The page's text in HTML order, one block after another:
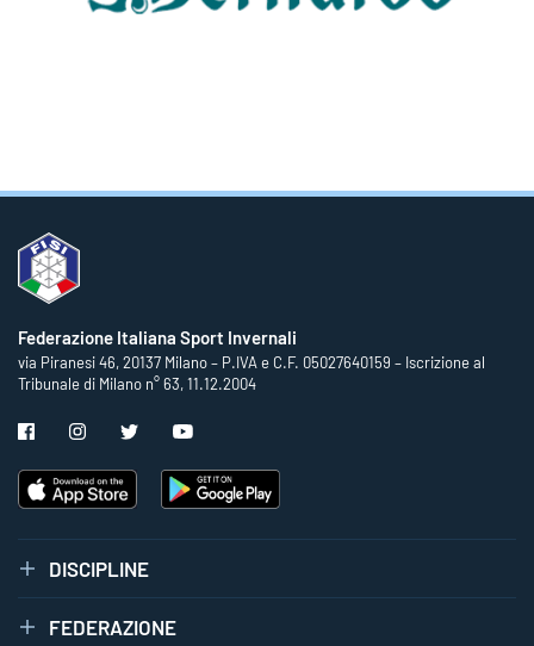
Federazione Italiana Sport Invernali
via Piranesi 46, 20137 Milano – P.IVA e C.F. 05027640159 – Iscrizione al
Tribunale di Milano n° 63, 11.12.2004
DISCIPLINE
FEDERAZIONE